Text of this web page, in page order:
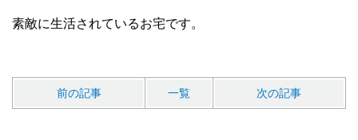
素敵に生活されているお宅です。
前の記事 一覧 次の記事